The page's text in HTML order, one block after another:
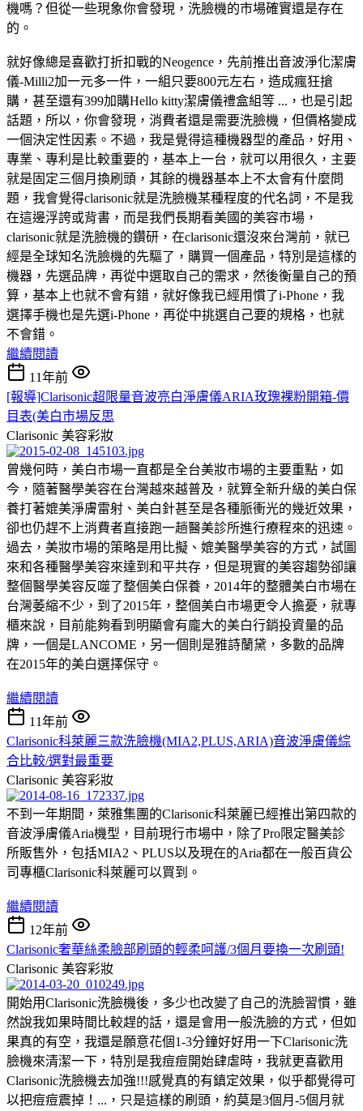
機嗎？但從一些現象你會發現，洗臉機的市場確實還是存在
的。
就好像總是喜歡打折扣戰的Neogence，先前推出音波淨化潔膚
儀-Milli2加一元多一件，一組只要800元左右，造成瘋狂搶
購，甚至還有399加購Hello kitty潔膚儀禮盒組等 ...，也是引起
話題，所以，你會發現，消費者還是需要洗臉機，但價格變成
一個決定性因素。不過，我是覺得這種機器型的產品，好用、
專業、專利是比較重要的，基本上一台，就可以用很久，主要
就是固定三個月換刷頭，其餘的機器基本上不太會有什麼問
題，我會覺得clarisonic就是洗臉機某種程度的代名詞，不是我
在這邊浮誇或背書，而是我們長期看美國的美容市場，
clarisonic就是洗臉機的鑽研，在clarisonic還沒來台灣前，就已
經是全球知名洗臉機的先驅了，購買一個產品，特別是這樣的
機器，先選品牌，再從中選取自己的需求，然後衡量自己的預
算，基本上也就不會有錯，就好像我已經用慣了i-Phone，我
選擇手機也是先選i-Phone，再從中挑選自己要的規格，也就
不會錯。
繼續閱讀
11年前
[報導]Clarisonic超限量音波亮白淨膚儀ARIA玫瑰裸粉開箱-價
目表(美白市場反思
Clarisonic 美容彩妝
曾幾何時，美白市場一直都是全台美妝市場的主要重點，如
今，隨著醫學美容在台灣越來越普及，就算全新升級的美白保
養打著媲美淨膚雷射、美白針甚至是各種脈衝光的幾近效果，
卻也仍趕不上消費者直接跑一趟醫美診所進行療程來的迅速。
過去，美妝市場的策略是用比擬、媲美醫學美容的方式，試圖
來和各種醫學美容來達到和平共存，但是現實的美容趨勢卻讓
整個醫學美容反噬了整個美白保養，2014年的整體美白市場在
台灣萎縮不少，到了2015年，整個美白市場更令人擔憂，就專
櫃來說，目前能夠看到明顯會有龐大的美白行銷投資量的品
牌，一個是LANCOME，另一個則是雅詩蘭黛，多數的品牌
在2015年的美白選擇保守。
繼續閱讀
11年前
Clarisonic科萊麗三款洗臉機(MIA2,PLUS,ARIA)音波淨膚儀綜
合比較/選對最重要
Clarisonic 美容彩妝
不到一年期間，萊雅集團的Clarisonic科萊麗已經推出第四款的
音波淨膚儀Aria機型，目前現行市場中，除了Pro限定醫美診
所販售外，包括MIA2、PLUS以及現在的Aria都在一般百貨公
司專櫃Clarisonic科萊麗可以買到。
繼續閱讀
12年前
Clarisonic奢華絲柔臉部刷頭的輕柔呵護/3個月要換一次刷頭!
Clarisonic 美容彩妝
開始用Clarisonic洗臉機後，多少也改變了自己的洗臉習慣，雖
然說我如果時間比較趕的話，還是會用一般洗臉的方式，但如
果真的有空，我還是願意花個1-3分鐘好好用一下Clarisonic洗
臉機來清潔一下，特別是我痘痘開始肆虐時，我就更喜歡用
Clarisonic洗臉機去加強!!!感覺真的有鎮定效果，似乎都覺得可
以把痘痘震掉！...，只是這樣的刷頭，約莫是3個月-5個月就